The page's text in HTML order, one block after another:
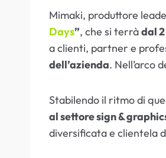
Mimaki, produttore
Days”, che si terràdal
a clienti, partner e
dell’azienda. Nell’arco
Stabilendo il ritmo di
al settore sign &
diversificata e clientela